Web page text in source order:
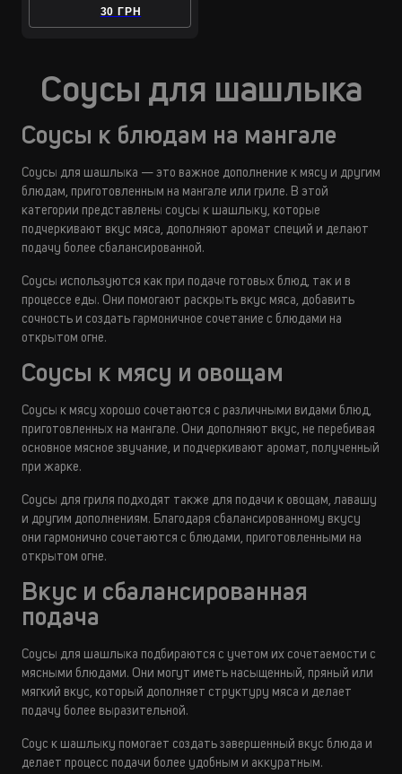
30 ГРН
Соусы для шашлыка
Соусы к блюдам на мангале
Соусы для шашлыка — это важное дополнение к мясу и другим
блюдам, приготовленным на мангале или гриле. В этой
категории представлены соусы к шашлыку, которые
подчеркивают вкус мяса, дополняют аромат специй и делают
подачу более сбалансированной.
Соусы используются как при подаче готовых блюд, так и в
процессе еды. Они помогают раскрыть вкус мяса, добавить
сочность и создать гармоничное сочетание с блюдами на
открытом огне.
Соусы к мясу и овощам
Соусы к мясу хорошо сочетаются с различными видами блюд,
приготовленных на мангале. Они дополняют вкус, не перебивая
основное мясное звучание, и подчеркивают аромат, полученный
при жарке.
Соусы для гриля подходят также для подачи к овощам, лавашу
и другим дополнениям. Благодаря сбалансированному вкусу
они гармонично сочетаются с блюдами, приготовленными на
открытом огне.
Вкус и сбалансированная
подача
Соусы для шашлыка подбираются с учетом их сочетаемости с
мясными блюдами. Они могут иметь насыщенный, пряный или
мягкий вкус, который дополняет структуру мяса и делает
подачу более выразительной.
Соус к шашлыку помогает создать завершенный вкус блюда и
делает процесс подачи более удобным и аккуратным.